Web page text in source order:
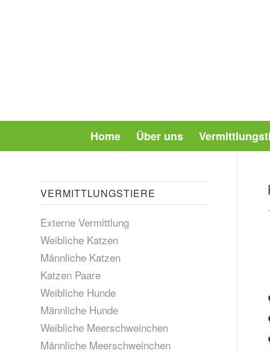
Home Über uns
VERMITTLUNGSTIERE
Externe Vermittlung
Weibliche Katzen
Männliche Katzen
Katzen Paare
Weibliche Hunde
Männliche Hunde
Weibliche Meerschweinchen
Männliche Meerschweinchen